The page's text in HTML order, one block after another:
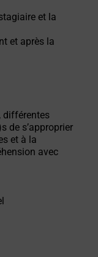
et la
et après la
différentes
de s’approprier
et à la
avec